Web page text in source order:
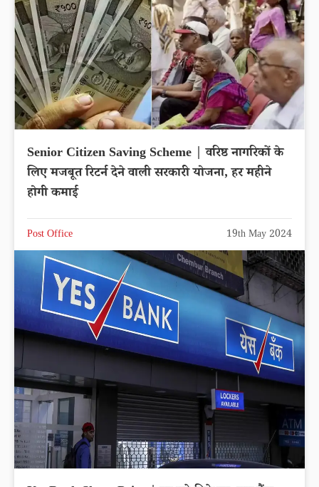
Senior Citizen Saving Scheme | वरिष्ठ नागरिकों के
लिए मजबूत रिटर्न देने वाली सरकारी योजना, हर महीने
होगी कमाई
Post Office 19th May 2024